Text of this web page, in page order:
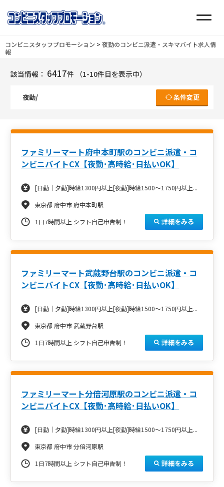
コンビニスタッフプロモーション > 夜勤のコンビニ派遣・スキマバイト求人情
報
該当情報： 6417件 （1-10件目を表示中）
夜勤/ 条件変更
ファミリーマート府中本町駅のコンビニ派遣・コ
ンビニバイトCX【夜勤･高時給･日払いOK】
[日勤｜夕勤]時給1300円以上[夜勤]時給1500～1750円以上...
東京都 府中市 府中本町駅
1日7時間以上 シフト自己申告制！
詳細をみる
ファミリーマート武蔵野台駅のコンビニ派遣・コ
ンビニバイトCX【夜勤･高時給･日払いOK】
[日勤｜夕勤]時給1300円以上[夜勤]時給1500～1750円以上...
東京都 府中市 武蔵野台駅
1日7時間以上 シフト自己申告制！
詳細をみる
ファミリーマート分倍河原駅のコンビニ派遣・コ
ンビニバイトCX【夜勤･高時給･日払いOK】
[日勤｜夕勤]時給1300円以上[夜勤]時給1500～1750円以上...
東京都 府中市 分倍河原駅
1日7時間以上 シフト自己申告制！
詳細をみる